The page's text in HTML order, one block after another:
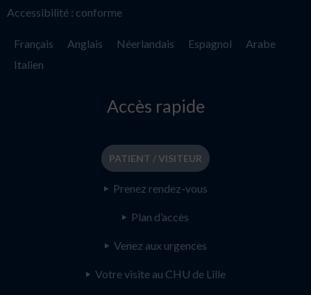
Accessibilité : conforme
Français Anglais Néerlandais Espagnol
Arabe
Italien
Accès rapide
PATIENT / VISITEUR
Prenez rendez-vous
Plan d’accès
Venez aux urgences
Votre visite au CHU de Lille